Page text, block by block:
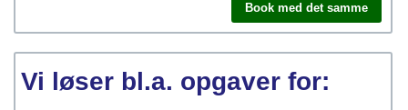
Book med det samme
Vi løser bl.a. opgaver for: